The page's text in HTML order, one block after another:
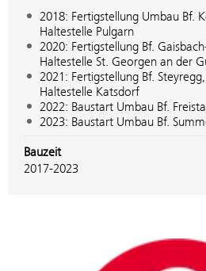
2018: Fertigstellung Umbau Bf.
Haltestelle Pulgarn
2020: Fertigstellung Bf.
Haltestelle St. Georgen an der
2021: Fertigstellung Bf.
Haltestelle Katsdorf
2022: Baustart Umbau Bf.
2023: Baustart Umbau Bf.
Bauzeit
2017-2023